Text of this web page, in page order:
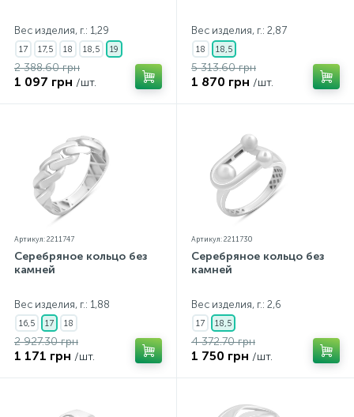
Вес изделия, г.: 1,29
17 17,5 18 18,5 19
2 388.60 грн
1 097 грн /шт.
Вес изделия, г.: 2,87
18 18,5
5 313.60 грн
1 870 грн /шт.
Артикул: 2211747
Серебряное кольцо без
камней
Вес изделия, г.: 1,88
16,5 17 18
2 927.30 грн
1 171 грн /шт.
Артикул: 2211730
Серебряное кольцо без
камней
Вес изделия, г.: 2,6
17 18,5
4 372.70 грн
1 750 грн /шт.